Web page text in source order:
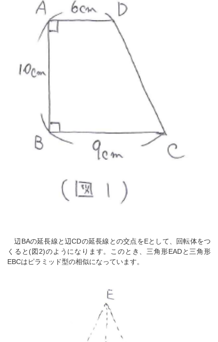
辺BAの延長線と辺CDの延長線との交点をEとして、回転体をつ
くると(図2)のようになります。このとき、三角形EADと三角形
EBCはピラミッド型の相似になっています。